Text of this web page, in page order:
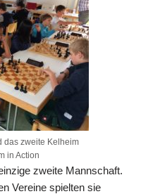
das zweite Kelheim
in Action
zweite Mannschaft.
Vereine spielten sie